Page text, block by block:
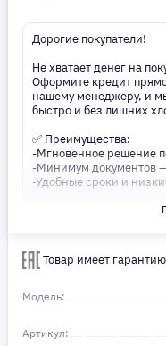
Дорогие покупатели!
Не хватает денег на
Оформите кредит
нашему менеджеру, и
быстро и без лишних
✅ Преимущества:
-Мгновенное решение
-Минимум документов
-Удобные сроки и
Не откладывайте свои
Товар имеет
Модель:
Артикул: